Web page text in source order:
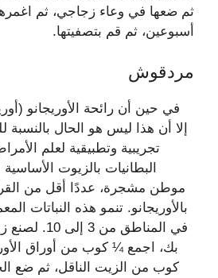
ثم ضعها في وعاء زجاجي، ثم
أسبوعين، ثم قم بتصفيتها.
مردقوش
في حين أن رائحة الأوريجانو
إلا أن هذا ليس هو الحال
تجريبية وتطبيقية لعلم
البطانيات بالزيوت
موطن مشجرة، عددًا أقل من
بالأوريجانو. تنمو هذه النباتات
في المناطق
بك، اجمع ¼ كوب من أوراق
كوب من الزيت الناقل، ثم ضع